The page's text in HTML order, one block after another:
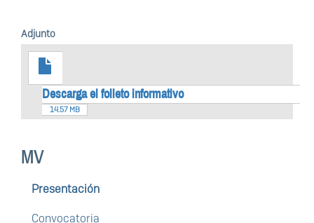
Adjunto
Descarga el folleto informativo
14.57 MB
MV
Presentación
Convocatoria